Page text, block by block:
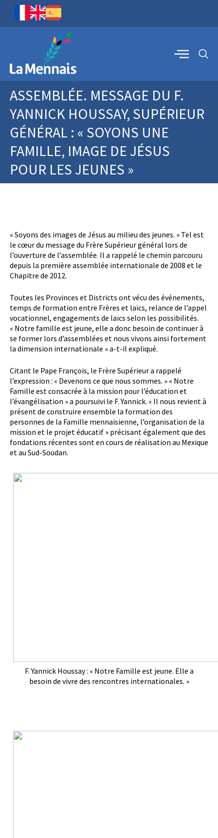
ASSEMBLÉE. MESSAGE DU F.
YANNICK HOUSSAY, SUPÉRIEUR
GÉNÉRAL : « SOYONS UNE
FAMILLE, IMAGE DE JÉSUS
POUR LES JEUNES »
« Soyons des images de Jésus au milieu des jeunes. » Tel est
le cœur du message du Frère Supérieur général lors de
l’ouverture de l’assemblée. Il a rappelé le chemin parcouru
depuis la première assemblée internationale de 2008 et le
Chapitre de 2012.
Toutes les Provinces et Districts ont vécu des événements,
temps de formation entre Frères et laïcs, relance de l’appel
vocationnel, engagements de laïcs selon les possibilités.
« Notre famille est jeune, elle a donc besoin de continuer à
se former lors d’assemblées et nous vivons ainsi fortement
la dimension internationale » a-t-il expliqué.
Citant le Pape François, le Frère Supérieur a rappelé
l’expression : « Devenons ce que nous sommes. » « Notre
Famille est consacrée à la mission pour l’éducation et
l’évangélisation » a poursuivi le F. Yannick. « Il nous revient à
présent de construire ensemble la formation des
personnes de la Famille mennaisienne, l’organisation de la
mission et le projet éducatif » précisant également que des
fondations récentes sont en cours de réalisation au Mexique
et au Sud-Soudan.
F. Yannick Houssay : « Notre Famille est jeune. Elle a
besoin de vivre des rencontres internationales. »